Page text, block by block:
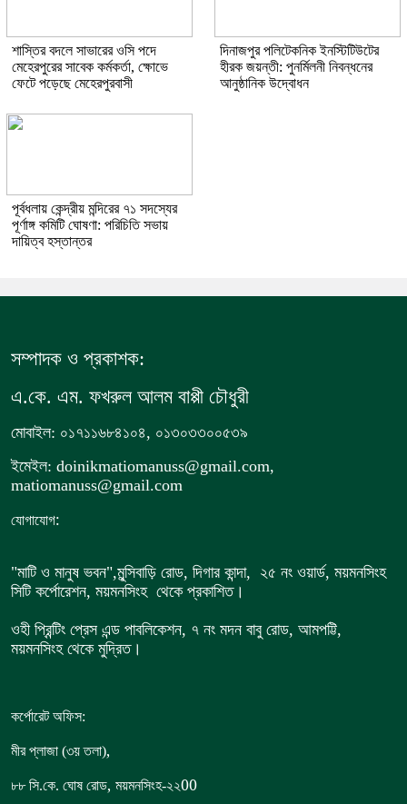
শাস্তির বদলে সাভারের ওসি পদে
মেহেরপুরের সাবেক কর্মকর্তা, ক্ষোভে
ফেটে পড়েছে মেহেরপুরবাসী
দিনাজপুর পলিটেকনিক ইনস্টিটিউটের
হীরক জয়ন্তী: পুনর্মিলনী নিবন্ধনের
আনুষ্ঠানিক উদ্বোধন
পূর্বধলায় কেন্দ্রীয় মন্দিরের ৭১ সদস্যের
পূর্ণাঙ্গ কমিটি ঘোষণা: পরিচিতি সভায়
দায়িত্ব হস্তান্তর
সম্পাদক ও প্রকাশক:
এ.কে. এম. ফখরুল আলম বাপ্পী চৌধুরী
মোবাইল: ০১৭১১৬৮৪১০৪, ০১৩০৩৩০০৫৩৯
ইমেইল: doinikmatiomanuss@gmail.com,
matiomanuss@gmail.com
যোগাযোগ:
"মাটি ও মানুষ ভবন",মুন্সিবাড়ি রোড, দিগার কান্দা, ২৫ নং ওয়ার্ড, ময়মনসিংহ
সিটি কর্পোরেশন, ময়মনসিংহ থেকে প্রকাশিত।
ওহী প্রিন্টিং প্রেস এন্ড পাবলিকেশন, ৭ নং মদন বাবু রোড, আমপট্টি,
ময়মনসিংহ থেকে মুদ্রিত।
কর্পোরেট অফিস:
মীর প্লাজা (৩য় তলা),
৮৮ সি.কে. ঘোষ রোড, ময়মনসিংহ-২২00